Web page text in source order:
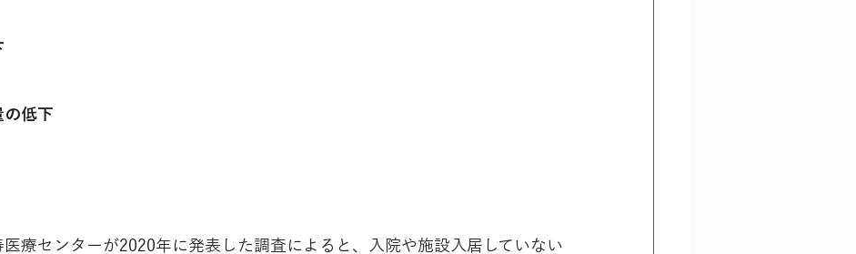
の低下
療センターが2020年に発表した調査によると、入院や施設入居していない